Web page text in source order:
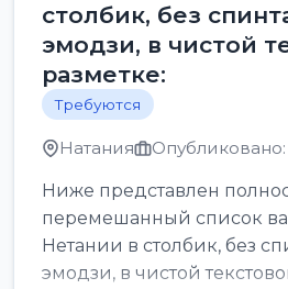
столбик, без
эмодзи, в чистой
разметке:
Требуются
Натания Опубликовано:
Ниже представлен
перемешанный список
Нетании в столбик, без
эмодзи, в чистой